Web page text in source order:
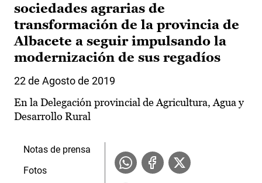
sociedades agrarias de
transformación de la provincia de
Albacete a seguir impulsando la
modernización de sus regadíos
22 de Agosto de 2019
En la Delegación provincial de Agricultura, Agua y
Desarrollo Rural
Notas de prensa
Fotos